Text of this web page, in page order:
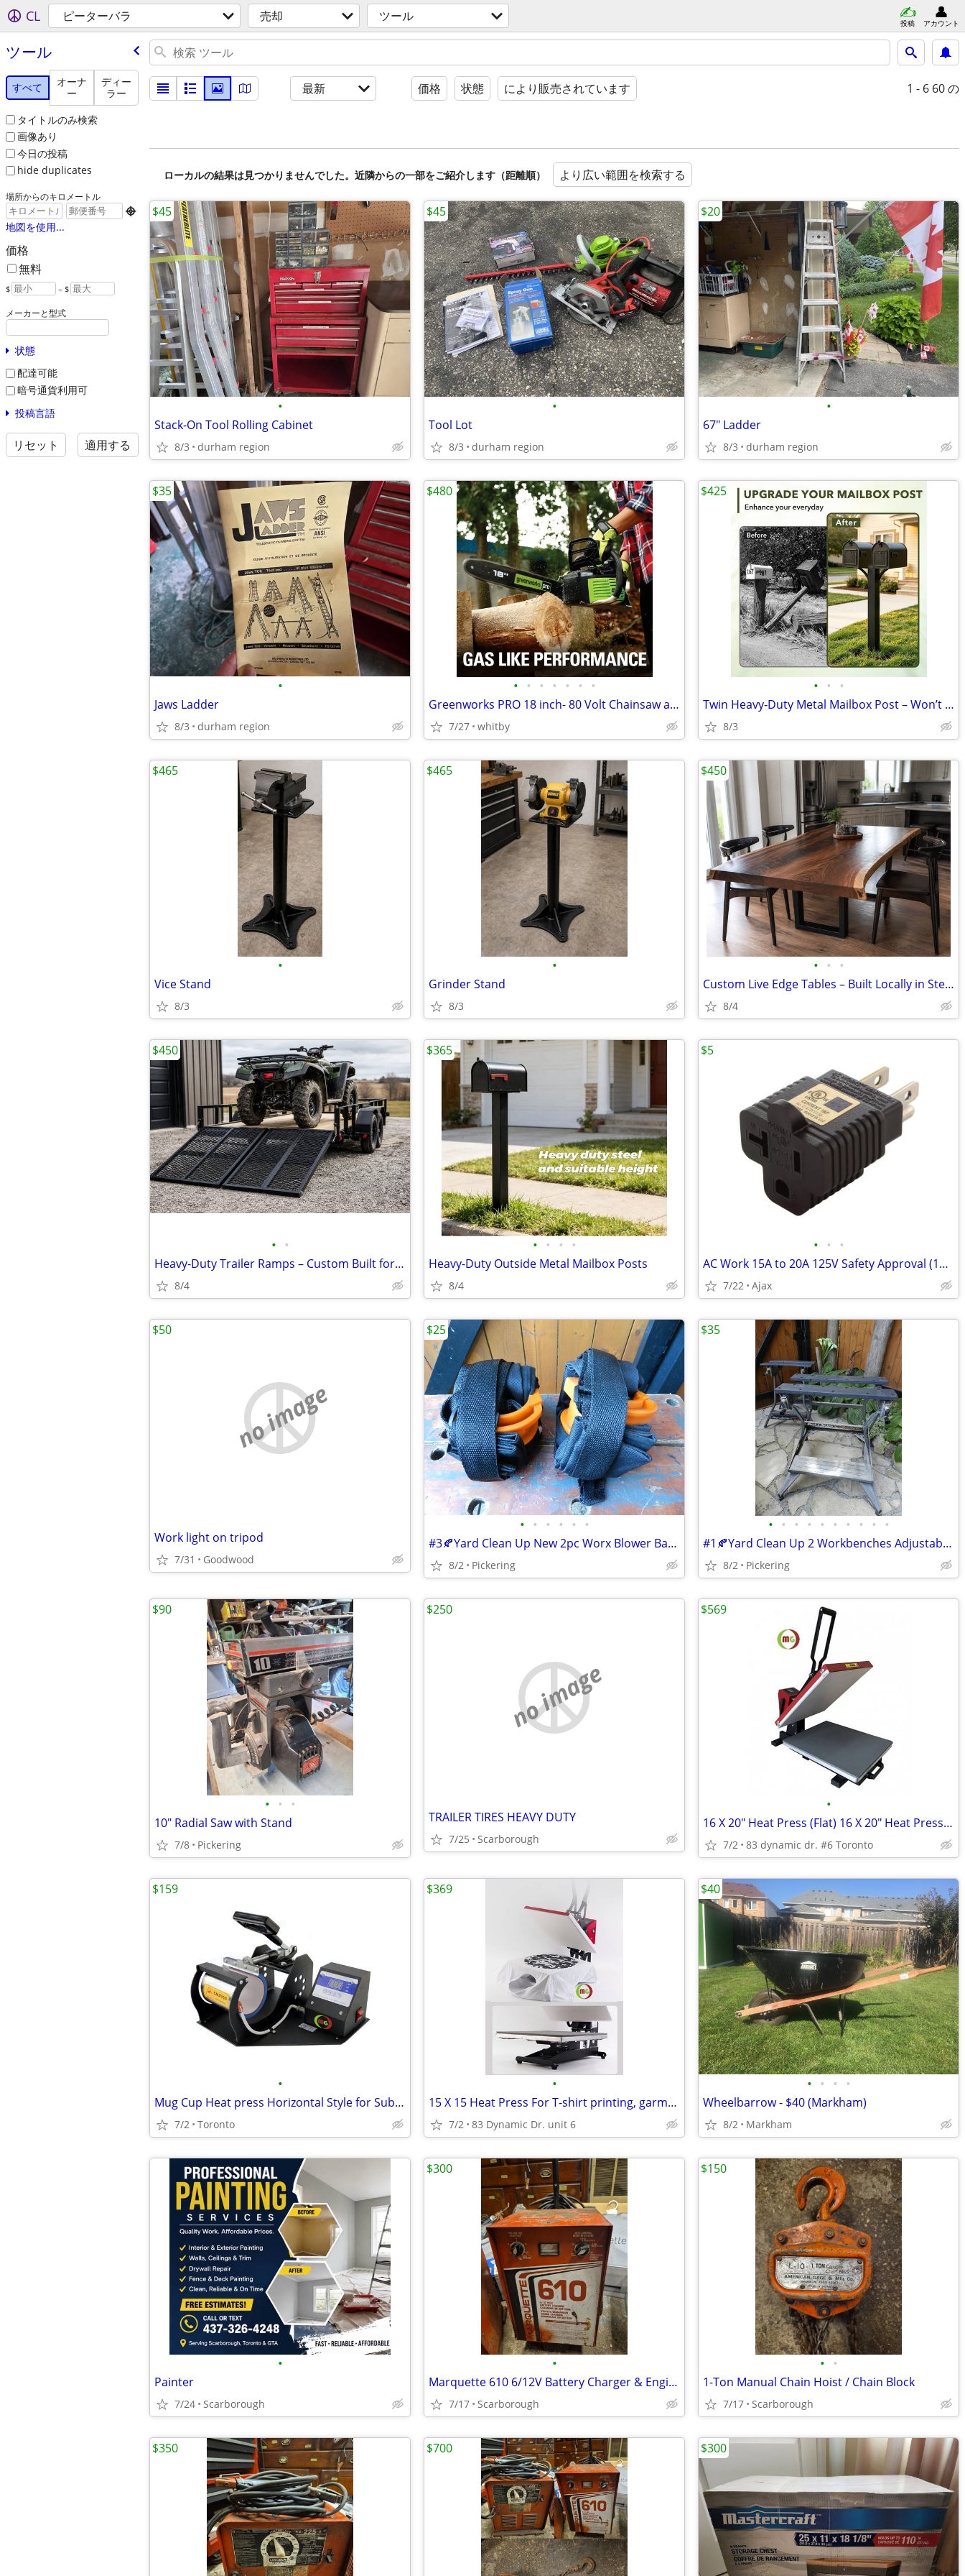
CL ピーターバラ 売却 ツール 投稿 アカウント
ツール
すべて
オーナ
ー
ディー
ラー
タイトルのみ検索
画像あり
今日の投稿
hide duplicates
場所からのキロメートル

地図を使用...
価格
無料
$ – $
メーカーと型式
状態
配達可能
暗号通貨利用可
投稿言語
リセット 適用する
最新 価格 状態 により販売されています 1 - 6 60 の
ローカルの結果は見つかりませんでした。近隣からの一部をご紹介します（距離順） より広い範囲を検索する
•
Stack-On Tool Rolling Cabinet
8/3 durham region
$45
•
Tool Lot
8/3 durham region
$45
•
67" Ladder
8/3 durham region
$20
•
Jaws Ladder
8/3 durham region
$35
• • • • • • •
Greenworks PRO 18 inch- 80 Volt Chainsaw and leafblower
7/27 whitby
$480
• • •
Twin Heavy‑Duty Metal Mailbox Post – Won’t Rot Like Wood
8/3
$425
•
Vice Stand
8/3
$465
•
Grinder Stand
8/3
$465
• • •
Custom Live Edge Tables – Built Locally in Steel and Wood from
8/4
$450
• •
Heavy-Duty Trailer Ramps – Custom Built for Your Trailer from
8/4
$450
• • • •
Heavy-Duty Outside Metal Mailbox Posts
8/4
$365
• • •
AC Work 15A to 20A 125V Safety Approval (15 x $5 each)
7/22 Ajax
$5
no image
Work light on tripod
7/31 Goodwood
$50
• • • • • •
#3🍂Yard Clean Up New 2pc Worx Blower Bags Ea@
8/2 Pickering
$25
• • • • • • • • • •
#1🍂Yard Clean Up 2 Workbenches Adjustable+Black+Decker Ea@
8/2 Pickering
$35
• • •
10" Radial Saw with Stand
7/8 Pickering
$90
no image
TRAILER TIRES HEAVY DUTY
7/25 Scarborough
$250
•
16 X 20" Heat Press (Flat) 16 X 20" Heat Press (Flat ) w/ "Pull-out"
7/2 83 dynamic dr. #6 Toronto
$569
•
Mug Cup Heat press Horizontal Style for Sublimation Transfer New
7/2 Toronto
$159
•
15 X 15 Heat Press For T-shirt printing, garment Brand New!
7/2 83 Dynamic Dr. unit 6
$369
• • • •
Wheelbarrow - $40 (Markham)
8/2 Markham
$40
•
Painter
7/24 Scarborough
•
Marquette 610 6/12V Battery Charger & Engine Starter
7/17 Scarborough
$300
• •
1-Ton Manual Chain Hoist / Chain Block
7/17 Scarborough
$150
$350 $700 $300